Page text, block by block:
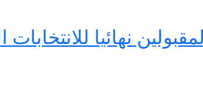
نهائيا للانتخابات